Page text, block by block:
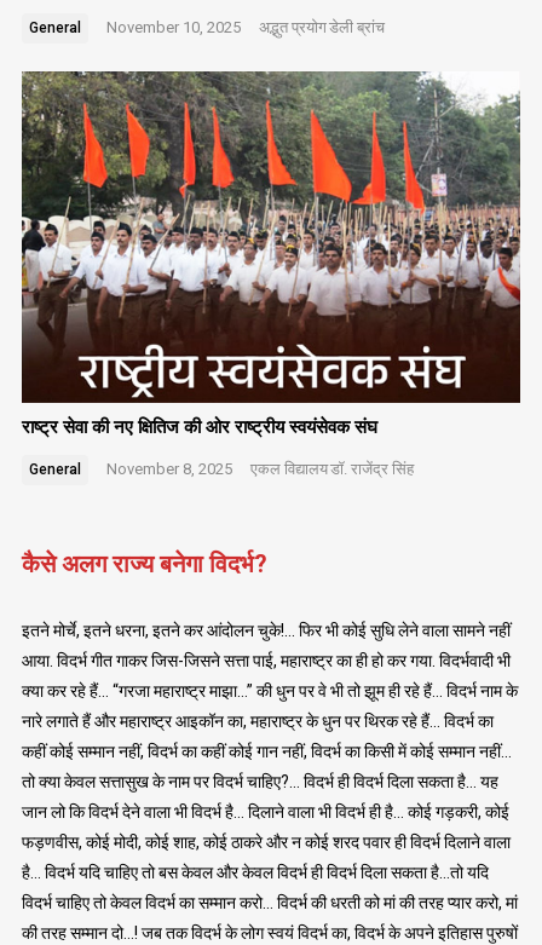
General November 10, 2025 अद्भुत प्रयोगडेली ब्रांच
राष्ट्र सेवा की नए क्षितिज की ओर राष्ट्रीय स्वयंसेवक संघ
General November 8, 2025 एकल विद्यालयडॉ. राजेंद्र सिंह
कैसे अलग राज्य बनेगा विदर्भ?
इतने मोर्चे, इतने धरना, इतने कर आंदोलन चुके!… फिर भी कोई सुधि लेने वाला सामने नहीं
आया. विदर्भ गीत गाकर जिस-जिसने सत्ता पाई, महाराष्ट्र का ही हो कर गया. विदर्भवादी भी
क्या कर रहे हैं… “गरजा महाराष्ट्र माझा…” की धुन पर वे भी तो झूम ही रहे हैं… विदर्भ नाम के
नारे लगाते हैं और महाराष्ट्र आइकॉन का, महाराष्ट्र के धुन पर थिरक रहे हैं… विदर्भ का
कहीं कोई सम्मान नहीं, विदर्भ का कहीं कोई गान नहीं, विदर्भ का किसी में कोई सम्मान नहीं…
तो क्या केवल सत्तासुख के नाम पर विदर्भ चाहिए?… विदर्भ ही विदर्भ दिला सकता है… यह
जान लो कि विदर्भ देने वाला भी विदर्भ है… दिलाने वाला भी विदर्भ ही है… कोई गड़करी, कोई
फड़णवीस, कोई मोदी, कोई शाह, कोई ठाकरे और न कोई शरद पवार ही विदर्भ दिलाने वाला
है… विदर्भ यदि चाहिए तो बस केवल और केवल विदर्भ ही विदर्भ दिला सकता है…तो यदि
विदर्भ चाहिए तो केवल विदर्भ का सम्मान करो… विदर्भ की धरती को मां की तरह प्यार करो, मां
की तरह सम्मान दो…! जब तक विदर्भ के लोग स्वयं विदर्भ का, विदर्भ के अपने इतिहास पुरुषों